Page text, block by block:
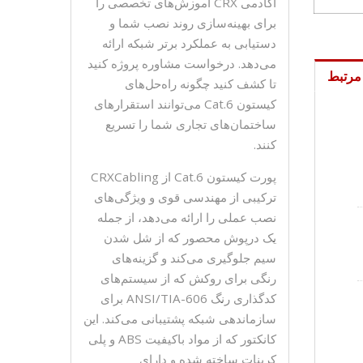
برای بهینه‌سازی روند نصب شما و
دستیابی به عملکرد برتر شبکه ارائه
می‌دهد. درخواست مشاوره پروژه کنید
تا کشف کنید چگونه راه‌حل‌های
کیستون Cat.6 می‌توانند استقرارهای
ساختمان‌های تجاری شما را تسریع
کنند.
پورت کیستون Cat.6 از CRXCabling
ترکیبی از مهندسی قوی و ویژگی‌های
نصب عملی را ارائه می‌دهد، از جمله
یک درپوش محصور که از شل شدن
سیم جلوگیری می‌کند و گزینه‌های
رنگی برای روکش که از سیستم‌های
کدگذاری رنگ ANSI/TIA-606 برای
سازماندهی شبکه پشتیبانی می‌کند. این
کانکتور که از مواد باکیفیت ABS و پلی
کربنات ساخته شده و دارای